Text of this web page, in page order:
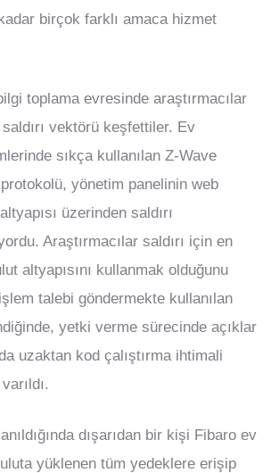
birçok farklı amaca hizmet
toplama evresinde araştırmacılar
vektörü keşfettiler. Ev
sıkça kullanılan Z-Wave
yönetim panelinin web
üzerinden saldırı
Araştırmacılar saldırı için en
altyapısını kullanmak olduğunu
talebi göndermekte kullanılan
yetki verme sürecinde açıklar
uzaktan kod çalıştırma ihtimali
dışarıdan bir kişi Fibaro ev
yüklenen tüm yedeklere erişip